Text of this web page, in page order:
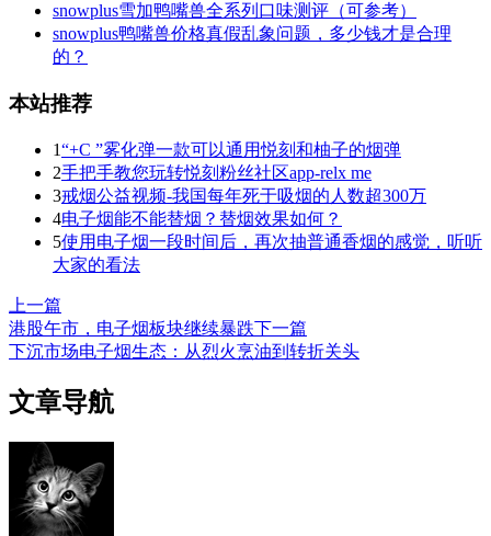
snowplus雪加鸭嘴兽全系列口味测评（可参考）
snowplus鸭嘴兽价格真假乱象问题，多少钱才是合理
的？
本站推荐
1“+C ”雾化弹一款可以通用悦刻和柚子的烟弹
2手把手教您玩转悦刻粉丝社区app-relx me
3戒烟公益视频-我国每年死于吸烟的人数超300万
4电子烟能不能替烟？替烟效果如何？
5使用电子烟一段时间后，再次抽普通香烟的感觉，听听
大家的看法
上一篇
港股午市，电子烟板块继续暴跌下一篇
下沉市场电子烟生态：从烈火烹油到转折关头
文章导航